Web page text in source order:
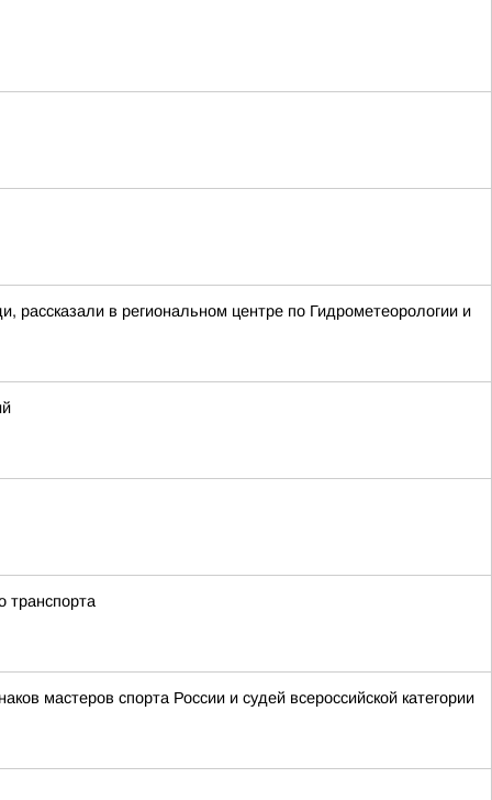
рассказали в региональном центре по Гидрометеорологии и
транспорта
мастеров спорта России и судей всероссийской категории